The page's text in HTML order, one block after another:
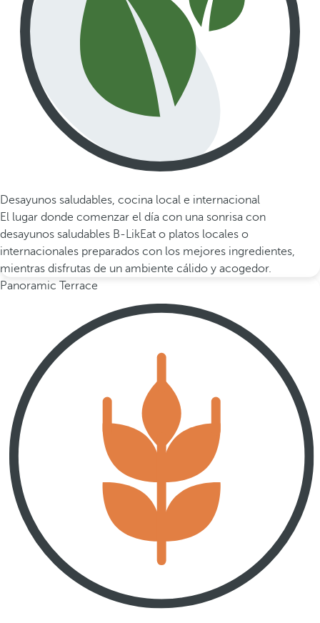
Desayunos saludables, cocina local e internacional
El lugar donde comenzar el día con una sonrisa con
desayunos saludables B-LikEat o platos locales o
internacionales preparados con los mejores ingredientes,
mientras disfrutas de un ambiente cálido y acogedor.
Panoramic Terrace